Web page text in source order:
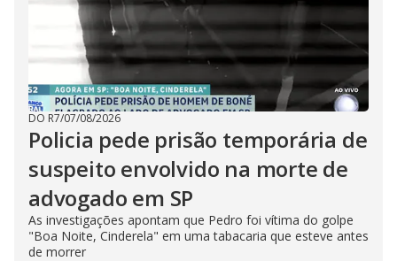
DO R7/07/08/2026
Policia pede prisão temporária de
suspeito envolvido na morte de
advogado em SP
As investigações apontam que Pedro foi vítima do golpe
"Boa Noite, Cinderela" em uma tabacaria que esteve antes
de morrer